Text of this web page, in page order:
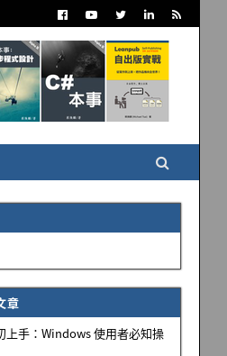
章
上手：Windows 使用者必知操